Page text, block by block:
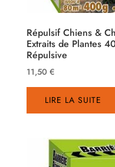
Répulsif Chiens &
Extraits de Plantes
Répulsive
11,50 €
LIRE LA SUITE